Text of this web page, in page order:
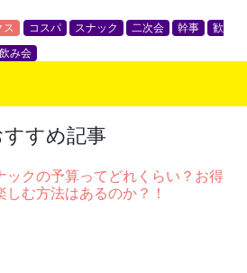
ス コスパ スナック 二次会 幹事
歓
飲み会
すすめ記事
ックの予算ってどれくらい？お得
しむ方法はあるのか？！